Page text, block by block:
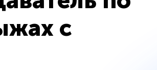
с